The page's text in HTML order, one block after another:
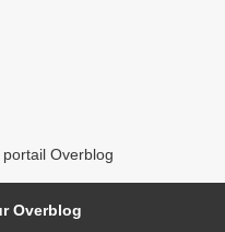
Overblog
Overblog